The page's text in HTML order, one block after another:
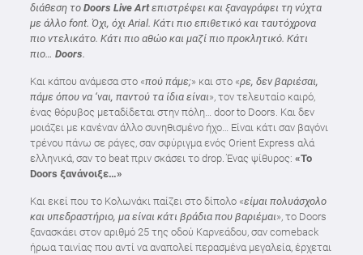
διάθεση το Doors Live Art επιστρέφει και ξαναγράφει τη νύχτα
με άλλο font. Όχι, όχι Arial. Κάτι πιο επιθετικό και ταυτόχρονα
πιο ντελικάτο. Κάτι πιο αθώο και μαζί πιο προκλητικό. Κάτι
πιο… Doors.
Και κάπου ανάμεσα στο «πού πάμε;» και στο «ρε, δεν βαριέσαι,
πάμε όπου να ‘ναι, παντού τα ίδια είναι», τον τελευταίο καιρό,
ένας θόρυβος μεταδίδεται στην πόλη… door to Doors. Και δεν
μοιάζει με κανέναν άλλο συνηθισμένο ήχο… Είναι κάτι σαν βαγόνι
τρένου πάνω σε ράγες, σαν σφύριγμα ενός Orient Express αλά
ελληνικά, σαν το beat πριν σκάσει το drop. Ένας ψίθυρος: «Το
Doors ξανάνοιξε…»
Και εκεί που το Κολωνάκι παίζει στο δίπολο «είμαι πολυάσχολο
και υπεδραστήριο, μα είναι κάτι βράδια που βαριέμαι», το Doors
ξανασκάει στον αριθμό 25 της οδού Καρνεάδου, σαν comeback
ήρωα ταινίας που αντί να αναπολεί περασμένα μεγαλεία, έρχεται